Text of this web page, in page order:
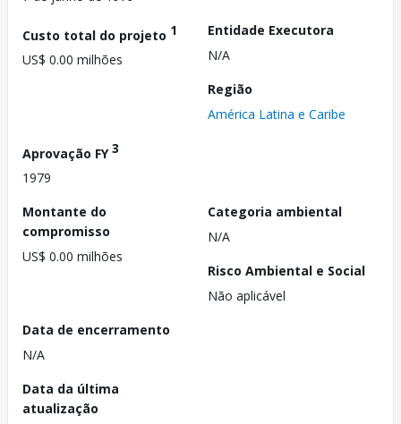
Custo total do projeto 1
US$ 0.00 milhões
Entidade Executora
N/A
Região
América Latina e Caribe
Aprovação FY3
1979
Montante do
compromisso
US$ 0.00 milhões
Categoria ambiental
N/A
Risco Ambiental e Social
Não aplicável
Data de encerramento
N/A
Data da última
atualização